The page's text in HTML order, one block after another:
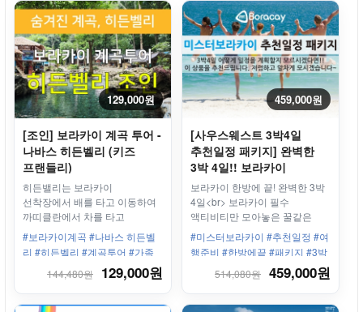
129,000원
[조인] 보라카이 계곡 투어 -
나바스 히든벨리 (키즈
프랜들리)
히든밸리는 보라카이
선착장에서 배를 타고 이동하여
까띠클란에서 차를 타고
20분정도면 도착하는 신상
숨겨진 계곡
#보라카이계곡 #나바스 히든벨
리 #히든벨리 #계곡투어 #가족
끼리 #연인끼리 #아동친화적
144,480원 129,000원
459,000원
[사우스웨스트 3박4일
추천일정 패키지] 완벽한
3박 4일!! 보라카이
추천일정 패키지
보라카이 한방에 끝! 완벽한 3박
4일<br> 보라카이 필수
액티비티만 모아놓은 꿀같은
상품!
#미스터보라카이 #추천일정 #여
행준비 #한방에끝 #패키지 #3박
4일 #왕복픽업샌딩 #마사지
514,080원 459,000원